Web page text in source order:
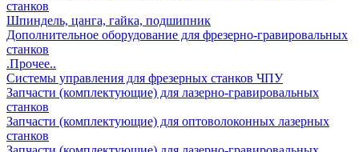
станков
Шпиндель, цанга, гайка, подшипник
Дополнительное оборудование для фрезерно-гравировальных
станков
.Прочее..
Системы управления для фрезерных станков ЧПУ
Запчасти (комплектующие) для лазерно-гравировальных
станков
Запчасти (комплектующие) для оптоволоконных лазерных
станков